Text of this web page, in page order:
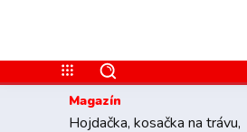
Magazín
Hojdačka, kosačka na trávu,